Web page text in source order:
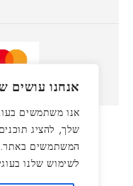
אנחנו עושים
שלך, להציג תוכנים
המשתמשים באתר.
לשימוש שלנו בעוגיות.
© כל הזכויות שמורות